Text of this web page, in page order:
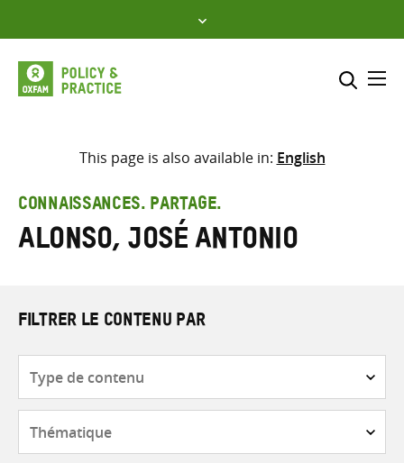
to
content
Sélectionner l’emplacement
Saisir
les
termes
This page is also available in: English
CONNAISSANCES. PARTAGE.
Alonso, José Antonio
FILTRER LE CONTENU PAR
contenu